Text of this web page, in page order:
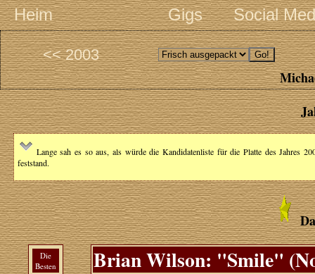
Heim Gigs Social
<< 2003
Lange sah es so aus, als würde die Kandidatenliste für die Platte des Jahres
feststand.
Die
Besten
Brian Wilson: "Smile"